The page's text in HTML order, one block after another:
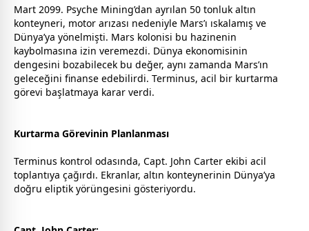
Mart 2099. Psyche Mining’dan ayrılan 50 tonluk altın
konteyneri, motor arızası nedeniyle Mars’ı ıskalamış ve
Dünya’ya yönelmişti. Mars kolonisi bu hazinenin
kaybolmasına izin veremezdi. Dünya ekonomisinin
dengesini bozabilecek bu değer, aynı zamanda Mars’ın
geleceğini finanse edebilirdi. Terminus, acil bir kurtarma
görevi başlatmaya karar verdi.
Kurtarma Görevinin Planlanması
Terminus kontrol odasında, Capt. John Carter ekibi acil
toplantıya çağırdı. Ekranlar, altın konteynerinin Dünya’ya
doğru eliptik yörüngesini gösteriyordu.